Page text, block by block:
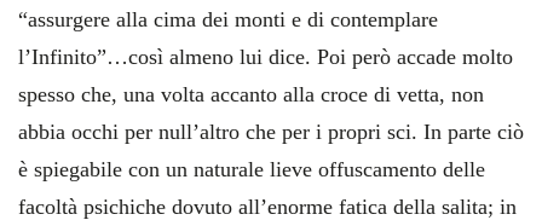
“assurgere alla cima dei monti e di contemplare
l’Infinito”…così almeno lui dice. Poi però accade molto
spesso che, una volta accanto alla croce di vetta, non
abbia occhi per null’altro che per i propri sci. In parte ciò
è spiegabile con un naturale lieve offuscamento delle
facoltà psichiche dovuto all’enorme fatica della salita; in